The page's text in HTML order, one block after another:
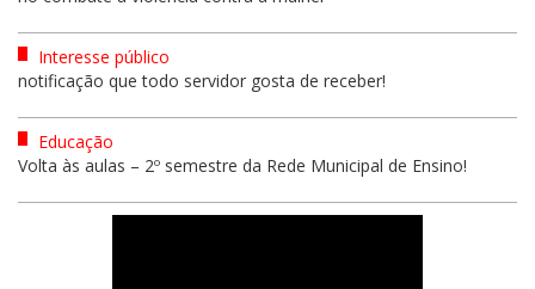
Interesse público
notificação que todo servidor gosta de receber!
Educação
Volta às aulas – 2º semestre da Rede Municipal de Ensino!